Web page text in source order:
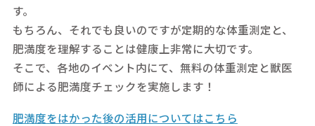
す。
もちろん、それでも良いのですが定期的な体重測定と、
肥満度を理解することは健康上非常に大切です。
そこで、各地のイベント内にて、無料の体重測定と獣医
師による肥満度チェックを実施します！
肥満度をはかった後の活用についてはこちら